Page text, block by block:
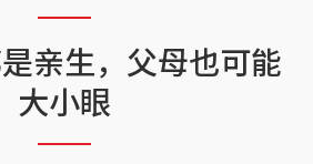
亲生，父母也可能
大小眼